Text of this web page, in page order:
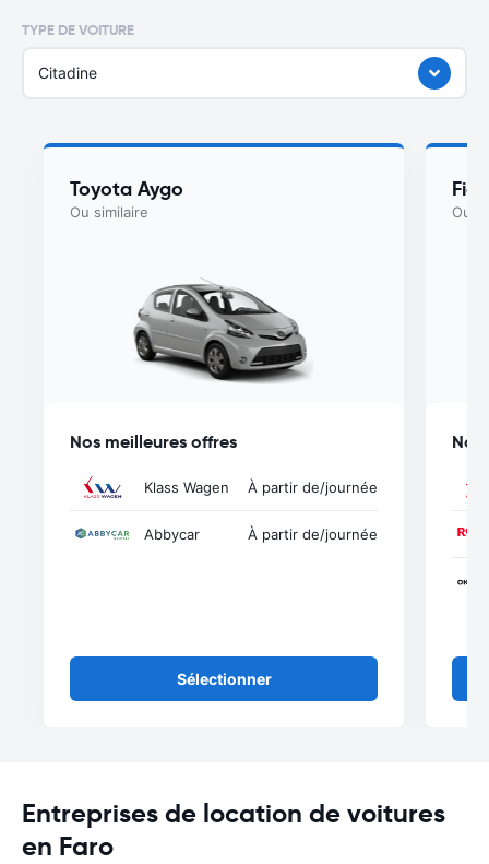
TYPE DE VOITURE
Citadine
Toyota Aygo
Ou similaire
Nos meilleures offres
Klass Wagen À partir de/journée
Abbycar À partir de/journée
Sélectionner
Ou
Nos
Entreprises de location de voitures
en Faro